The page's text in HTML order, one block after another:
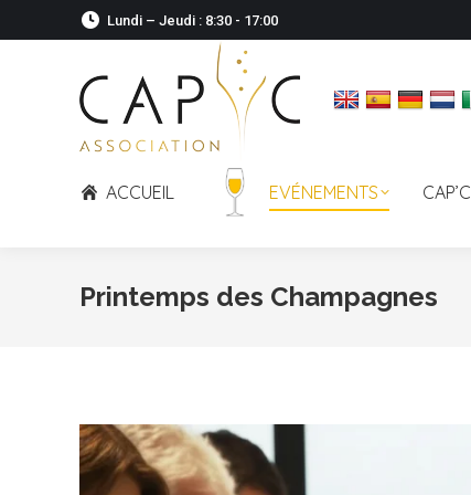
Lundi – Jeudi : 8:30 - 17:00
ACCUEIL EVÉNEMENTS CAP’C
Printemps des Champagnes